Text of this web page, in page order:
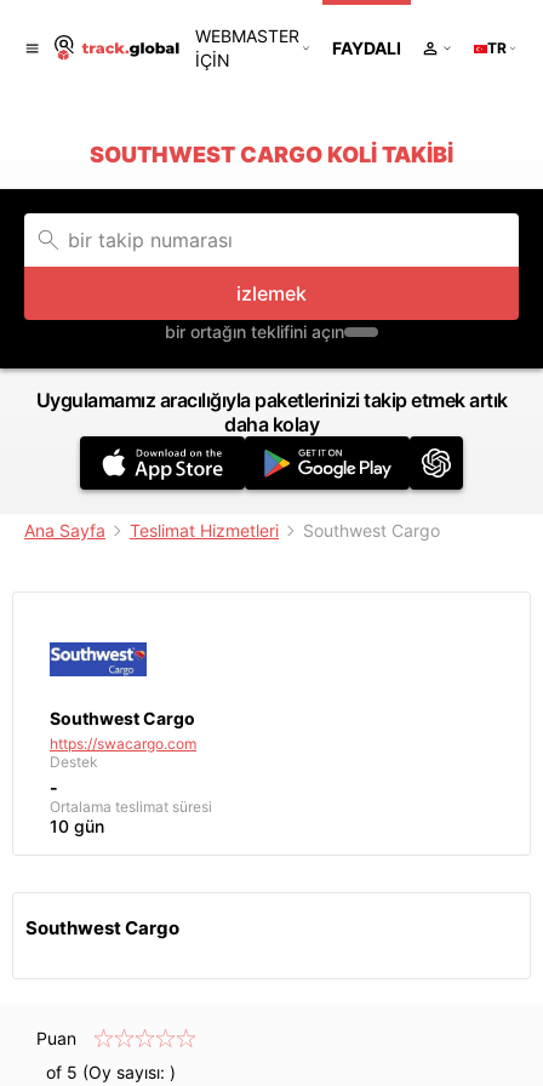
WEBMASTER
IÇIN
FAYDALI TR
SOUTHWEST CARGO KOLI TAKIBI
izlemek
bir ortağın teklifini açın
Uygulamamız aracılığıyla paketlerinizi takip etmek artık
daha kolay
Ana Sayfa Teslimat Hizmetleri Southwest Cargo
Southwest Cargo
https://swacargo.com
Destek
-
Ortalama teslimat süresi
10 gün
Southwest Cargo
Puan
of 5 (Oy sayısı: )